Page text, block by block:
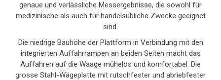
genaue und verlässliche Messergebnisse, die sowohl für
medizinische als auch für handelsübliche Zwecke geeignet
sind.
Die niedrige Bauhöhe der Plattform in Verbindung mit den
integrierten Auffahrrampen an beiden Seiten macht das
Auffahren auf die Waage mühelos und komfortabel. Die
grosse Stahl-Wägeplatte mit rutschfester und abriebfester